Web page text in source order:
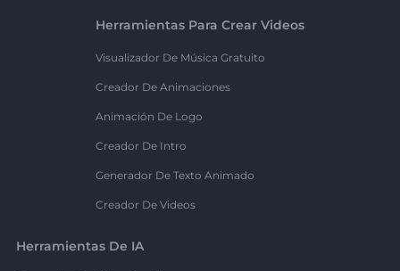
Herramientas Para Crear Videos
Visualizador De Música Gratuito
Creador De Animaciones
Animación De Logo
Creador De Intro
Generador De Texto Animado
Creador De Videos
Herramientas De IA